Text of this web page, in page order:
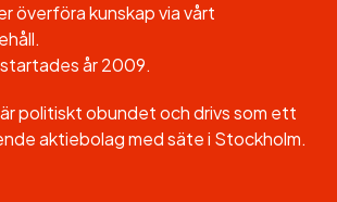
överföra kunskap via vårt
år 2009.
politiskt obundet och drivs som ett
aktiebolag med säte i Stockholm.